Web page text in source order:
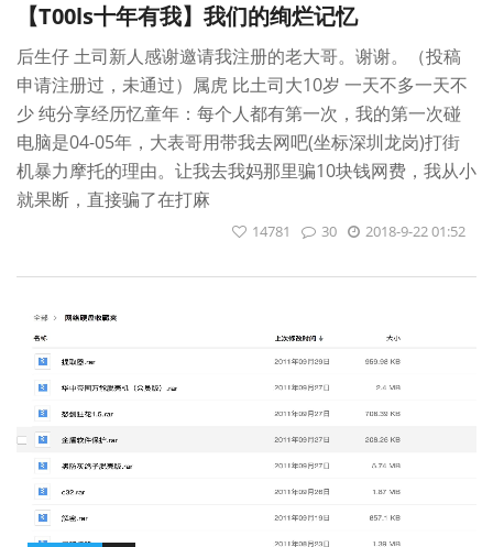
【T00ls十年有我】我们的绚烂记忆
后生仔 土司新人感谢邀请我注册的老大哥。谢谢。（投稿
申请注册过，未通过）属虎 比土司大10岁 一天不多一天不
少 纯分享经历忆童年：每个人都有第一次，我的第一次碰
电脑是04-05年，大表哥用带我去网吧(坐标深圳龙岗)打街
机暴力摩托的理由。让我去我妈那里骗10块钱网费，我从小
就果断，直接骗了在打麻
2018-9-22 01:52
30
14781